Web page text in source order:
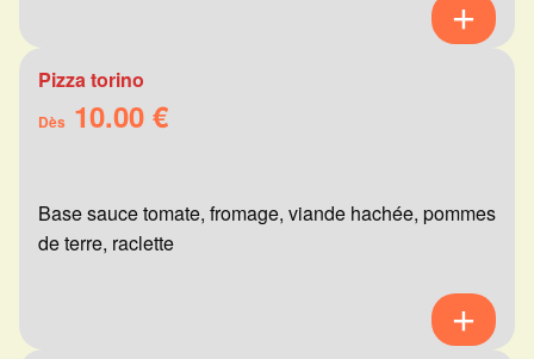
Pizza torino
Dès 10.00 €
Base sauce tomate, fromage, viande hachée, pommes
de terre, raclette